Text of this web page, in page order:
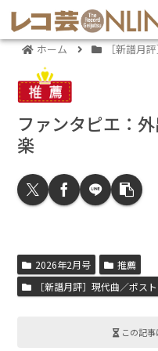
ホーム ［新譜月
ファンタピエ：
楽
2026年2月号
推薦
［新譜月評］現代曲／ポス
この記事